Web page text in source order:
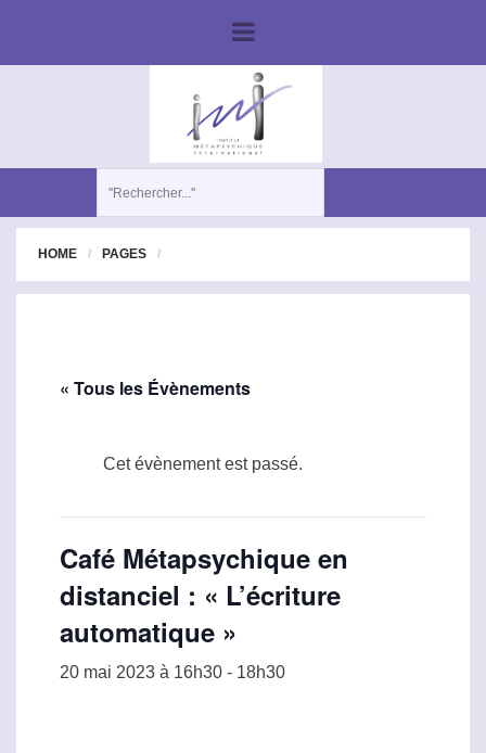
HOME PAGES
« Tous les Évènements
Cet évènement est passé.
Café Métapsychique en
distanciel : « L’écriture
automatique »
20 mai 2023 à 16h30 - 18h30